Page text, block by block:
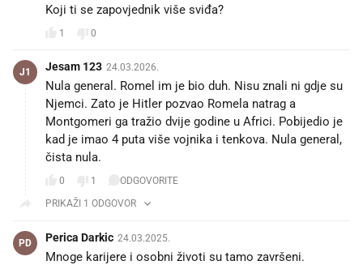
Koji ti se zapovjednik više sviđa?
1 0
J1 Jesam 123 24.03.2026.
Nula general. Romel im je bio duh. Nisu znali ni gdje su
Njemci. Zato je Hitler pozvao Romela natrag a
Montgomeri ga tražio dvije godine u Africi. Pobijedio je
kad je imao 4 puta više vojnika i tenkova. Nula general,
čista nula.
0 1
ODGOVORITE
PRIKAŽI 1 ODGOVOR
PD Perica Darkic 24.03.2025.
Mnoge karijere i osobni životi su tamo završeni.